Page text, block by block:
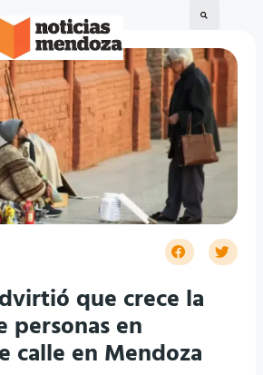
que crece la
personas en
calle en Mendoza